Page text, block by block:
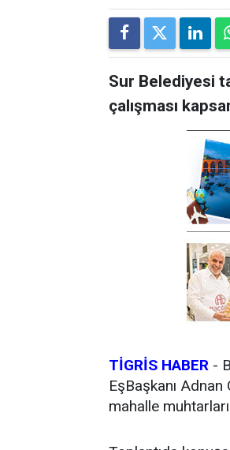
Sur Belediyesi
çalışması
TİGRİS HABER -
EşBaşkanı
mahalle muhtarları